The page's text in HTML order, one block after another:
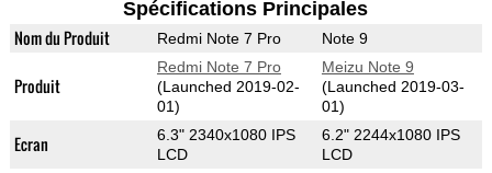
Spécifications Principales
Nom du Produit Redmi Note 7 Pro Note 9
Produit
Redmi Note 7 Pro
(Launched 2019-02-
01)
Meizu Note 9
(Launched 2019-03-
01)
Ecran
6.3" 2340x1080 IPS
LCD
6.2" 2244x1080 IPS
LCD